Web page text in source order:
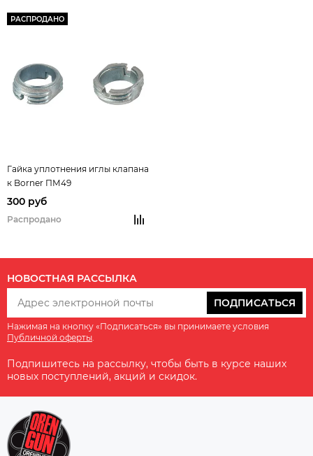
РАСПРОДАНО
Гайка уплотнения иглы клапана
к Borner ПМ49
300 руб
Распродано
НОВОСТНАЯ РАССЫЛКА
ПОДПИСАТЬСЯ
Нажимая на кнопку «Подписаться» вы принимаете условия
Публичной оферты.
Подпишитесь на рассылку, чтобы быть в курсе наших
новых поступлений, акций и скидок.